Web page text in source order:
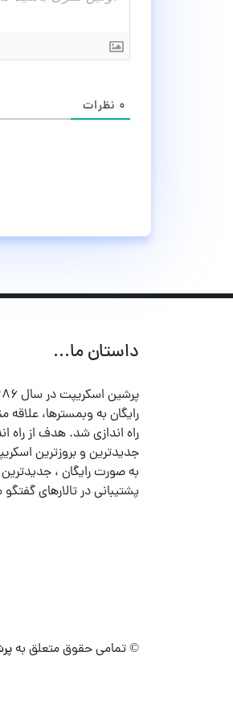
۰ نظرات
داستان ما...
رایگان به وبمسترها، علاقه
راه اندازی شد. هدف از راه
جدیدترین و بروزترین
به صورت رایگان ،
پشتیبانی در تالارهای
© تمامی حقوق متعلق به